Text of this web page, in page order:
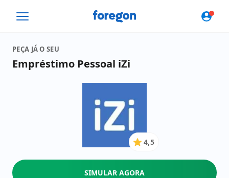
Foregon.com
PEÇA JÁ O SEU
Empréstimo Pessoal iZi
4.5
de
5
4,5
SIMULAR AGORA